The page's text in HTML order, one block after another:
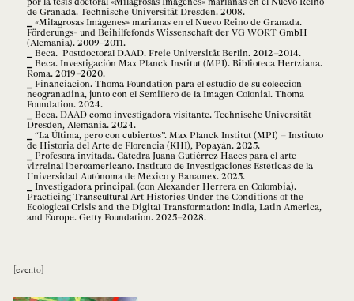
de Granada. Technische Universität Dresden. 2008.
«Milagrosas Imágenes» marianas en el Nuevo Reino de Granada.
Förderungs- und Beihilfefonds Wissenschaft der VG WORT GmbH
(Alemania). 2009–2011.
Beca. Postdoctoral DAAD. Freie Universität Berlin. 2012–2014.
Beca. Investigación Max Planck Institut (MPI). Biblioteca Hertziana.
Roma. 2019–2020.
Financiación. Thoma Foundation para el estudio de su colección
neogranadina, junto con el Semillero de la Imagen Colonial. Thoma
Foundation. 2024.
Beca. DAAD como investigadora visitante. Technische Universität
Dresden, Alemania. 2024.
“La Última, pero con cubiertos”. Max Planck Institut (MPI) – Instituto
de Historia del Arte de Florencia (KHI), Popayán. 2025.
Profesora invitada. Cátedra Juana Gutiérrez Haces para el arte
virreinal iberoamericano. Instituto de Investigaciones Estéticas de la
Universidad Autónoma de México y Banamex. 2025.
Investigadora principal. (con Alexander Herrera en Colombia).
Practicing Transcultural Art Histories Under the Conditions of the
Ecological Crisis and the Digital Transformation: India, Latin America,
and Europe. Getty Foundation. 2025–2028.
evento